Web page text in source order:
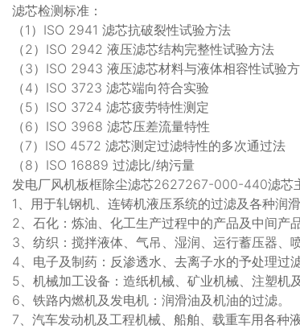
滤芯检测标准：
（1）ISO 2941 滤芯抗破裂性试验方法
（2）ISO 2942 液压滤芯结构完整性试验方法
（3）ISO 2943 液压滤芯材料与液体相容性试验
（4）ISO 3723 滤芯端向符合实验
（5）ISO 3724 滤芯疲劳特性测定
（6）ISO 3968 滤芯压差流量特性
（7）ISO 4572 滤芯测定过滤特性的多次通过法
（8）ISO 16889 过滤比/纳污量
发电厂风机板框除尘滤芯2627267-000-440滤芯
1、用于轧钢机、连铸机液压系统的过滤及各种润滑
2、石化：炼油、化工生产过程中的产品及中间产
3、纺织：搅拌液体、气吊、湿润、运行蓄压器、
4、电子及制药：反渗透水、去离子水的予处理过
5、机械加工设备：造纸机械、矿业机械、注塑机
6、铁路内燃机及发电机：润滑油及机油的过滤。
7、汽车发动机及工程机械、船舶、载重车用各种